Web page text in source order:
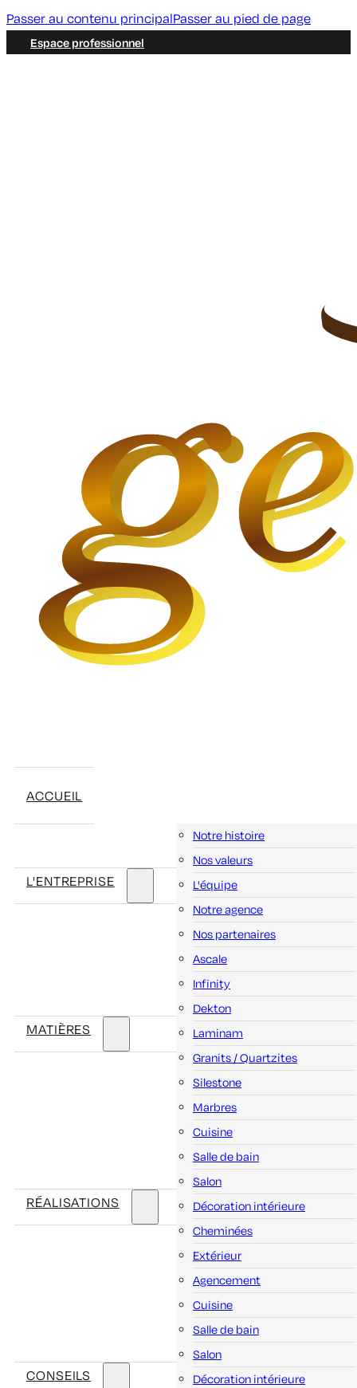
Passer au contenu principalPasser au pied de page
Espace professionnel
ACCUEIL
L'ENTREPRISE
Notre histoire
Nos valeurs
L'équipe
Notre agence
Nos partenaires
MATIÈRES
Ascale
Infinity
Dekton
Laminam
Granits / Quartzites
Silestone
Marbres
RÉALISATIONS
Cuisine
Salle de bain
Salon
Décoration intérieure
Cheminées
Extérieur
Agencement
CONSEILS
Cuisine
Salle de bain
Salon
Décoration intérieure